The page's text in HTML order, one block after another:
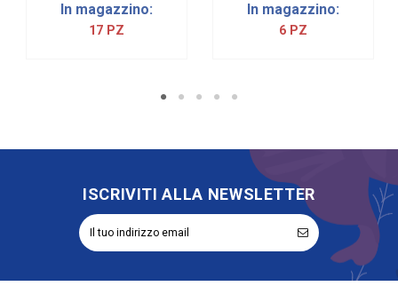
In magazzino:
17 PZ
In magazzino:
6 PZ
ISCRIVITI ALLA NEWSLETTER